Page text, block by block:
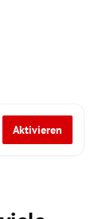
Aktivieren